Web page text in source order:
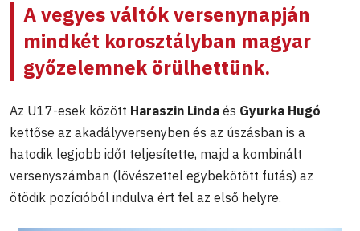
A vegyes váltók versenynapján
mindkét korosztályban magyar
győzelemnek örülhettünk.
Az U17-esek között Haraszin Linda és Gyurka Hugó
kettőse az akadályversenyben és az úszásban is a
hatodik legjobb időt teljesítette, majd a kombinált
versenyszámban (lövészettel egybekötött futás) az
ötödik pozícióból indulva ért fel az első helyre.